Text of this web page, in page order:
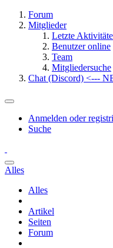
Forum
Mitglieder
Letzte
Benutzer online
Team
Mitgliedersuche
Chat (Discord) <---
Anmelden oder
Suche
Alles
Alles
Artikel
Seiten
Forum